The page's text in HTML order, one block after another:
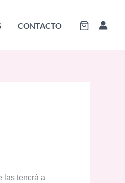
CONTACTO
las tendrá a